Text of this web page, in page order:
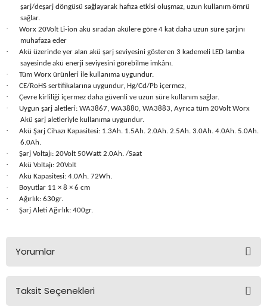
Zımparalar
şarj/deşarj döngüsü sağlayarak hafıza etkisi oluşmaz, uzun kullanım ömrü
sağlar.
·
Worx 20Volt Li-ion akü sıradan akülere göre 4 kat daha uzun süre şarjını
muhafaza eder
·
Akü üzerinde yer alan akü şarj seviyesini gösteren 3 kademeli LED lamba
sayesinde akü enerji seviyesini görebilme imkânı.
· Tüm Worx ürünleri ile kullanıma uygundur.
· CE/RoHS sertifikalarına uygundur, Hg/Cd/Pb içermez,
· Çevre kirliliği içermez daha güvenli ve uzun süre kullanım sağlar.
·
Uygun şarj aletleri: WA3867, WA3880, WA3883, Ayrıca tüm 20Volt Worx
Akü şarj aletleriyle kullanıma uygundur.
·
Akü Şarj Cihazı Kapasitesi: 1.3Ah. 1.5Ah. 2.0Ah. 2.5Ah. 3.0Ah. 4.0Ah. 5.0Ah.
6.0Ah.
· Şarj Voltajı: 20Volt 50Watt 2.0Ah. /Saat
· Akü Voltajı: 20Volt
· Akü Kapasitesi: 4.0Ah. 72Wh.
· Boyutlar 11 × 8 × 6 cm
· Ağırlık: 630gr.
· Şarj Aleti Ağırlık: 400gr.
Yorumlar
Taksit Seçenekleri